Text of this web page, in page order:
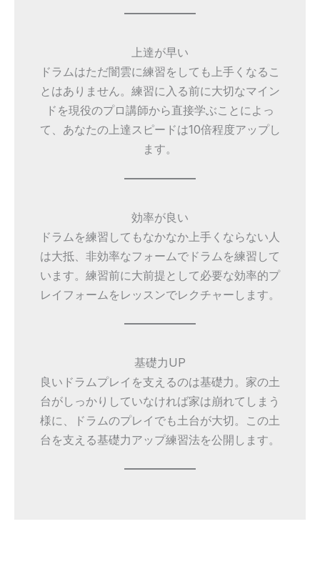
上達が早い
ドラムはただ闇雲に練習をしても上手くなるこ
とはありません。練習に入る前に大切なマイン
ドを現役のプロ講師から直接学ぶことによっ
て、あなたの上達スピードは10倍程度アップし
ます。
効率が良い
ドラムを練習してもなかなか上手くならない人
は大抵、非効率なフォームでドラムを練習して
います。練習前に大前提として必要な効率的プ
レイフォームをレッスンでレクチャーします。
基礎力UP
良いドラムプレイを支えるのは基礎力。家の土
台がしっかりしていなければ家は崩れてしまう
様に、ドラムのプレイでも土台が大切。この土
台を支える基礎力アップ練習法を公開します。